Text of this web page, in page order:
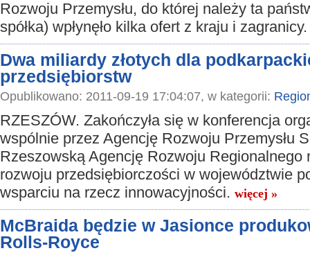
Rozwoju Przemysłu, do której należy ta
spółka) wpłynęło kilka ofert z kraju i
Dwa miliardy złotych dla
przedsiębiorstw
Opublikowano: 2011-09-19 17:04:07, w kategorii:
RZESZÓW. Zakończyła się w konferencja
wspólnie przez Agencję Rozwoju Przemysłu
Rzeszowską Agencję Rozwoju Regionalnego
rozwoju przedsiębiorczości w województwie
wsparciu na rzecz innowacyjności. więcej »
McBraida będzie w Jasionce
Rolls-Royce